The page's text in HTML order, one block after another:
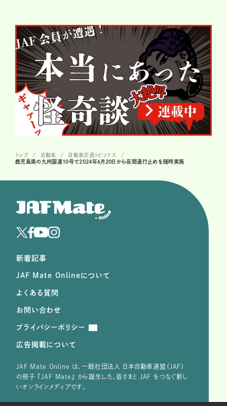
トップ 自動車
自動車交通トピックス
鹿児島県の九州国道10号で2024年6月20日から夜間通行止めを随時実施
新着記事
JAF Mate Onlineについて
よくある質問
お問い合わせ
プライバシーポリシー
広告掲載について
JAF Mate Online は、⼀般社団法⼈ ⽇本⾃動⾞連盟（JAF）
の冊子 『JAF Mate』 から誕⽣した、皆さまと JAF をつなぐ新し
いオンラインメディアです。